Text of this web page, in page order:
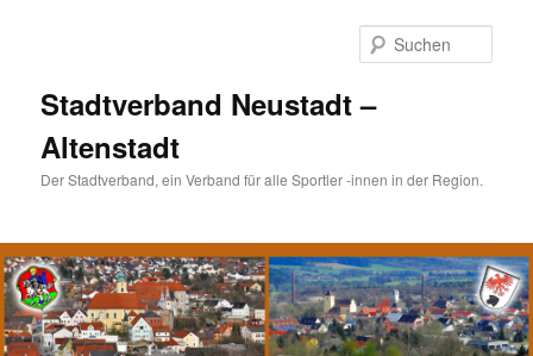
Stadtverband Neustadt –
Altenstadt
Der Stadtverband, ein Verband für alle Sportler -innen in der Region.